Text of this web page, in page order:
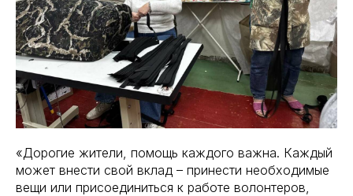
«Дорогие жители, помощь каждого важна. Каждый
может внести свой вклад – принести необходимые
вещи или присоединиться к работе волонтеров,